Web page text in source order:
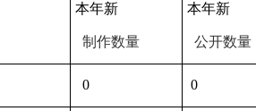
本年新
制作数量
本年新
公开数量
0 0